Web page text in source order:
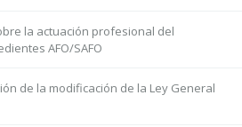
la actuación profesional del
AFO/SAFO
de la modificación de la Ley General